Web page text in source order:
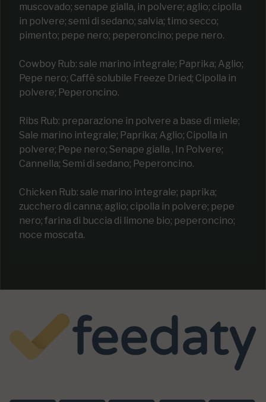
muscovado; senape gialla, in polvere; aglio; cipolla
in polvere; semi di sedano; salvia; timo secco;
pimento; pepe nero; peperoncino; pepe nero.
Cowboy Rub: sale marino integrale; Paprika; Aglio;
Pepe nero; Caffè solubile Freeze Dried; Cipolla in
polvere; Peperoncino.
Ribs Rub: preparazione in polvere a base di miele;
Sale marino integrale; Paprika; Aglio; Cipolla in
polvere; Pepe nero; Senape gialla , In Polvere;
Cannella; Semi di sedano; Peperoncino.
Chicken Rub: sale marino integrale; paprika;
zucchero di canna; aglio; cipolla in polvere; pepe
nero; farina di buccia di limone bio; peperoncino;
noce moscata.